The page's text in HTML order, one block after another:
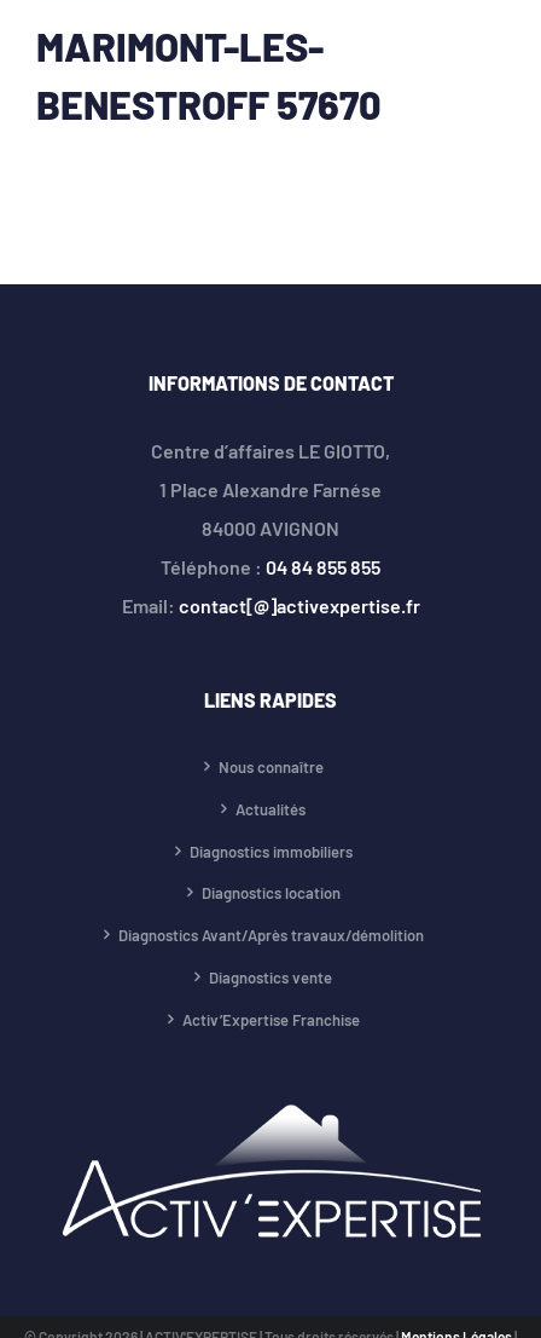
MARIMONT-LES-
BENESTROFF 57670
INFORMATIONS DE CONTACT
Centre d’affaires LE GIOTTO,
1 Place Alexandre Farnése
84000 AVIGNON
Téléphone : 04 84 855 855
Email: contact[@]activexpertise.fr
LIENS RAPIDES
Nous connaître
Actualités
Diagnostics immobiliers
Diagnostics location
Diagnostics Avant/Après travaux/démolition
Diagnostics vente
Activ’Expertise Franchise